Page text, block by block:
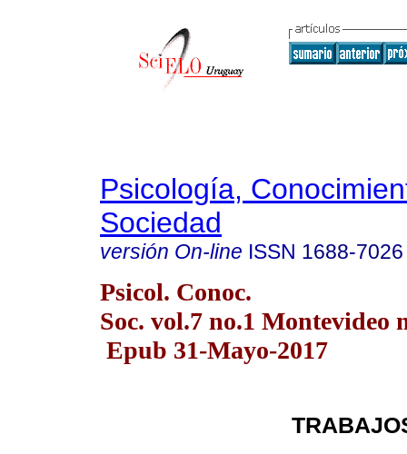
Psicología,
Sociedad
versión On-line ISSN 1688-7026
Psicol. Conoc.
Soc. vol.7 no.1 Montevideo
Epub 31-Mayo-2017